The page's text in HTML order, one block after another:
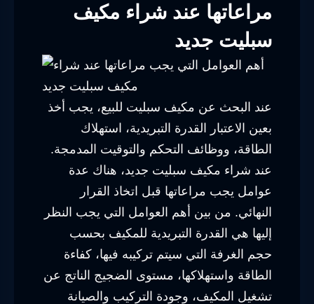
مراعاتها عند شراء مكيف
سبليت جديد
عند البحث عن مكيف سبليت للبيع، يجب أخذ
بعين الاعتبار القدرة التبريدية، استهلاك
الطاقة، ووظائف التحكم والتوقيت المدمجة.
عند شراء مكيف سبليت جديد، هناك عدة
عوامل يجب مراعاتها قبل اتخاذ القرار
النهائي. من بين أهم العوامل التي يجب النظر
إليها هي القدرة التبريدية للمكيف بحسب
حجم الغرفة التي سيتم تركيبه فيها، كفاءة
الطاقة واستهلاكها، مستوى الضجيج الناتج عن
تشغيل المكيف، وجودة التركيب والصيانة